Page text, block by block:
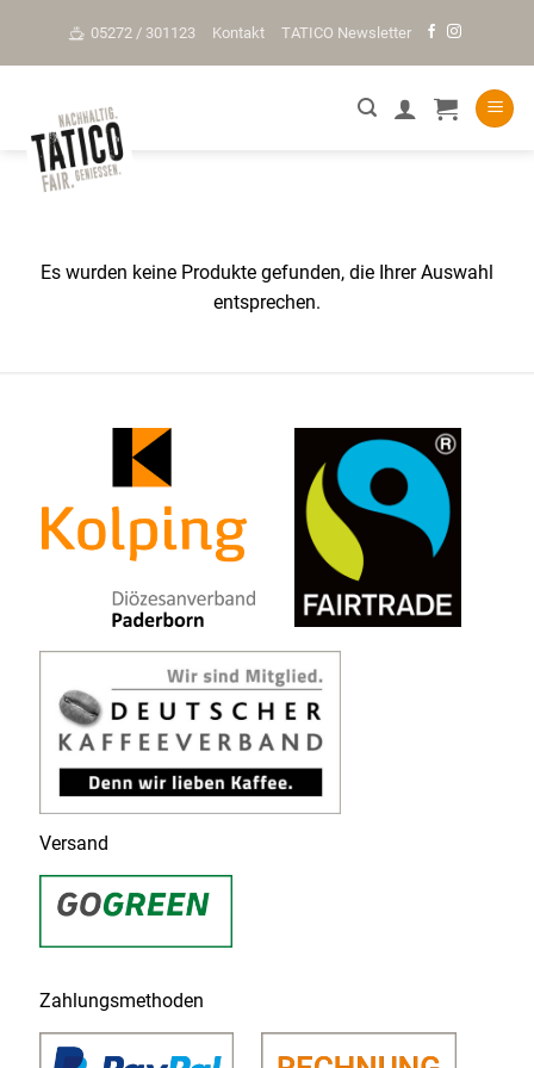
content
05272 / 301123 Kontakt TATICO Newsletter
Es wurden keine Produkte gefunden, die Ihrer Auswahl
entsprechen.
Versand
Zahlungsmethoden